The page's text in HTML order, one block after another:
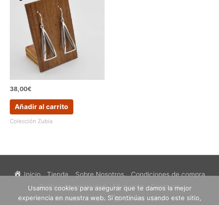
38,00€
Añadir al carrito
Colección Zubia
Inicio Tienda Sobre Nosotros
Condiciones de compra
Política de privacidad
Mi cuenta
Contacto
Finalizar compra
Carrito Etsy
Usamos cookies para asegurar que te damos la mejor
experiencia en nuestra web. Si continúas usando este sitio,